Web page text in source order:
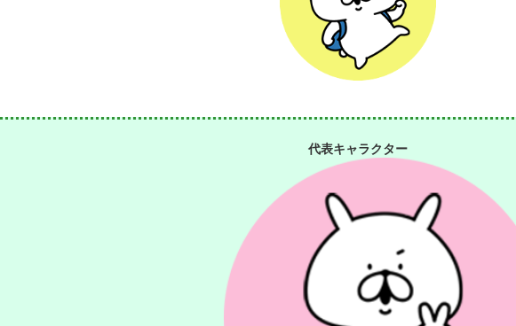
代表キャラクター